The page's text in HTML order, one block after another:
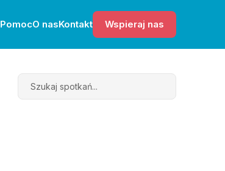
PomocO nasKontakt Wspieraj nas
Search